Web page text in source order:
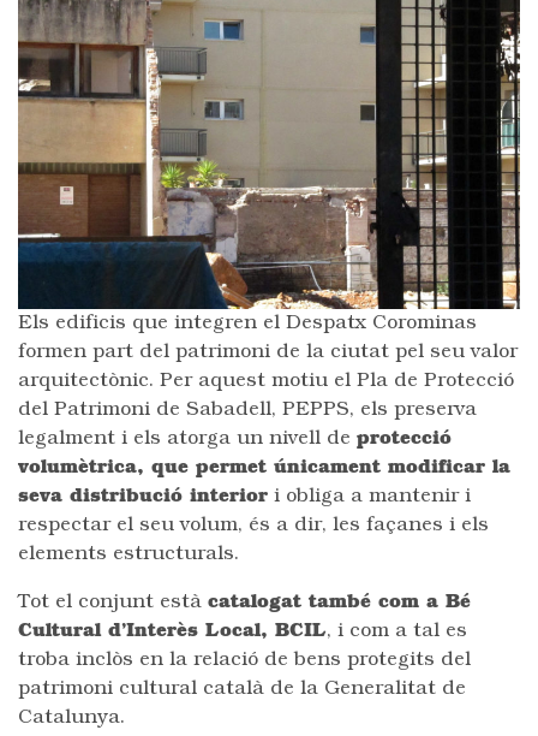
Els edificis que integren el Despatx Corominas
formen part del patrimoni de la ciutat pel seu valor
arquitectònic. Per aquest motiu el Pla de Protecció
del Patrimoni de Sabadell, PEPPS, els preserva
legalment i els atorga un nivell de protecció
volumètrica, que permet únicament modificar la
seva distribució interior i obliga a mantenir i
respectar el seu volum, és a dir, les façanes i els
elements estructurals.
Tot el conjunt està catalogat també com a Bé
Cultural d’Interès Local, BCIL, i com a tal es
troba inclòs en la relació de bens protegits del
patrimoni cultural català de la Generalitat de
Catalunya.